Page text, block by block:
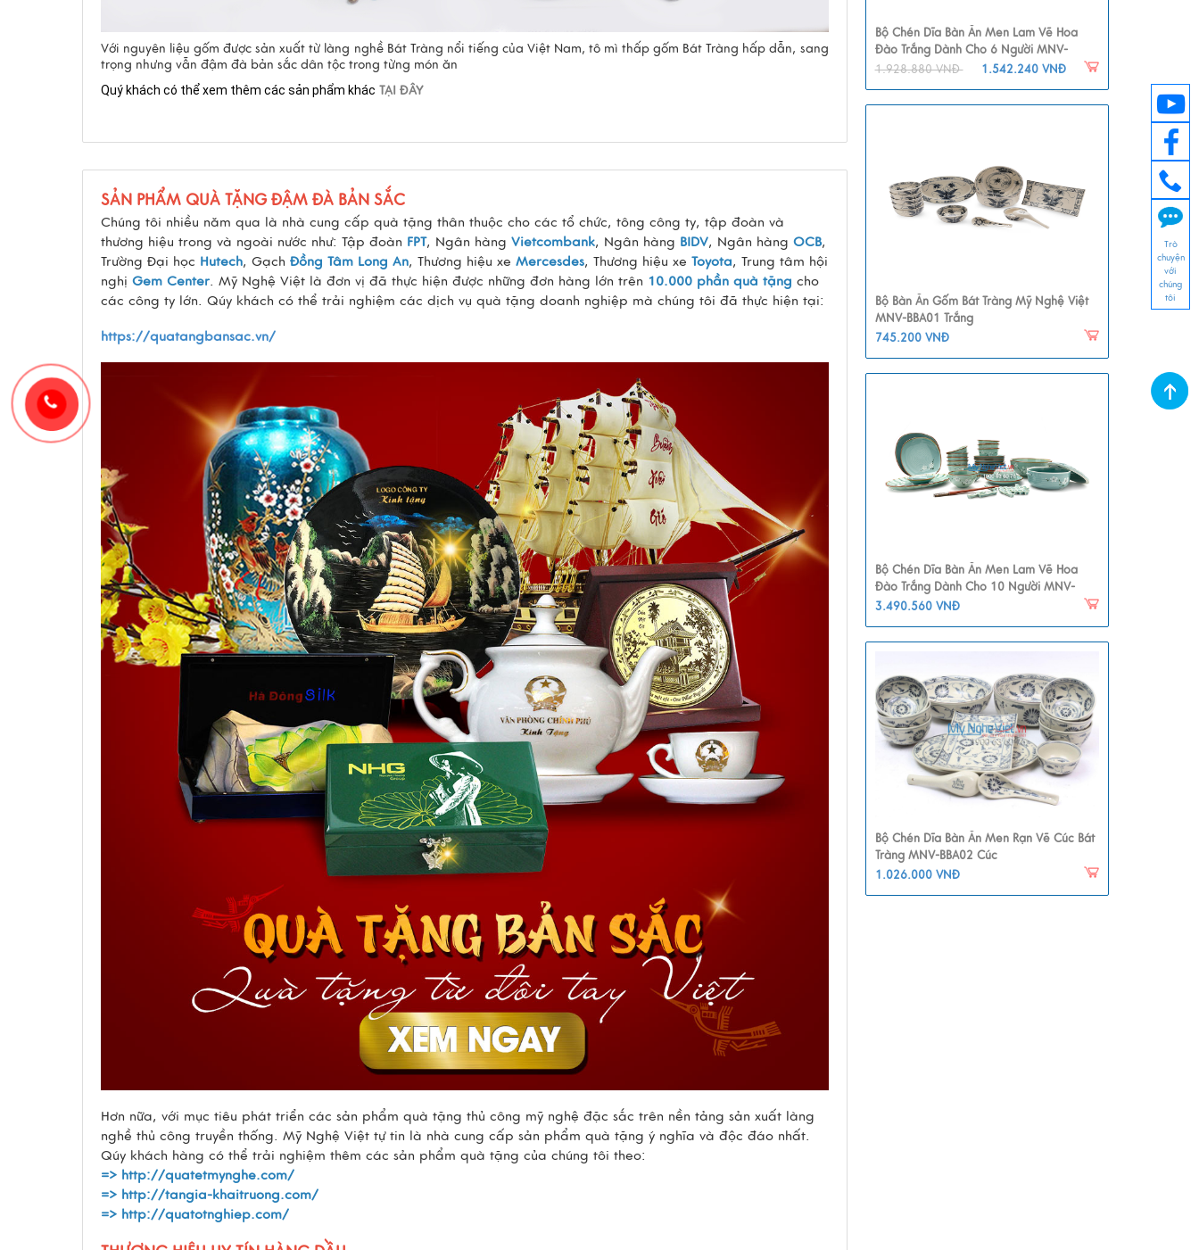
Với nguyên liệu gốm được sản xuất từ làng nghề Bát Tràng nổi tiếng của Việt Nam, tô mì thấp gốm Bát Tràng hấp dẫn, sang
trọng nhưng vẫn đậm đà bản sắc dân tộc trong từng món ăn
Quý khách có thể xem thêm các sản phẩm khác TẠI ĐÂY
SẢN PHẨM QUÀ TẶNG ĐẬM ĐÀ BẢN SẮC
Chúng tôi nhiều năm qua là nhà cung cấp quà tặng thân thuộc cho các tổ chức, tông công ty, tập đoàn và
thương hiệu trong và ngoài nước như: Tập đoàn FPT, Ngân hàng Vietcombank, Ngân hàng BIDV, Ngân hàng OCB,
Trường Đại học Hutech, Gạch Đồng Tâm Long An, Thương hiệu xe Mercesdes, Thương hiệu xe Toyota, Trung tâm hội
nghị Gem Center. Mỹ Nghệ Việt là đơn vị đã thực hiện được những đơn hàng lớn trên 10.000 phần quà tặng cho
các công ty lớn. Qúy khách có thể trải nghiệm các dịch vụ quà tặng doanh nghiệp mà chúng tôi đã thực hiện tại:
https://quatangbansac.vn/
Hơn nữa, với mục tiêu phát triển các sản phẩm quà tặng thủ công mỹ nghệ đặc sắc trên nền tảng sản xuất làng
nghề thủ công truyền thống. Mỹ Nghệ Việt tự tin là nhà cung cấp sản phẩm quà tặng ý nghĩa và độc đáo nhất.
Qúy khách hàng có thể trải nghiệm thêm các sản phẩm quà tặng của chúng tôi theo:
=> http://quatetmynghe.com/
=> http://tangia-khaitruong.com/
=> http://quatotnghiep.com/
Bộ Chén Dĩa Bàn Ăn Men Lam Vẽ Hoa
Đào Trắng Dành Cho 6 Người MNV-
BBA01-6
1.928.880 VNĐ 1.542.240 VNĐ
Bộ Bàn Ăn Gốm Bát Tràng Mỹ Nghệ Việt
MNV-BBA01 Trắng
745.200 VNĐ
Bộ Chén Dĩa Bàn Ăn Men Lam Vẽ Hoa
Đào Trắng Dành Cho 10 Người MNV-
BBA02-6
3.490.560 VNĐ
Bộ Chén Dĩa Bàn Ăn Men Rạn Vẽ Cúc Bát
Tràng MNV-BBA02 Cúc
1.026.000 VNĐ
Trò
chuyện
với
chúng
tôi